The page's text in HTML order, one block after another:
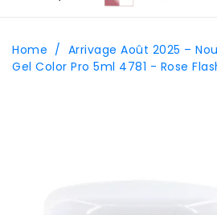
Home / Arrivage Août 2025 –
Gel Color Pro 5ml 4781 - Rose